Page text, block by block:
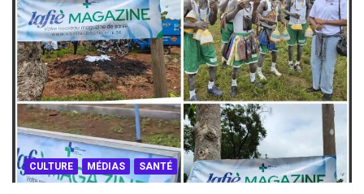
CULTURE MÉDIAS SANTÉ